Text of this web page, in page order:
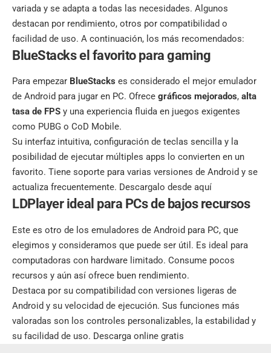
variada y se adapta a todas las necesidades. Algunos
destacan por rendimiento, otros por compatibilidad o
facilidad de uso. A continuación, los más recomendados:
BlueStacks el favorito para gaming
Para empezar BlueStacks es considerado el mejor emulador
de Android para jugar en PC. Ofrece gráficos mejorados, alta
tasa de FPS y una experiencia fluida en juegos exigentes
como PUBG o CoD Mobile.
Su interfaz intuitiva, configuración de teclas sencilla y la
posibilidad de ejecutar múltiples apps lo convierten en un
favorito. Tiene soporte para varias versiones de Android y se
actualiza frecuentemente. Descargalo desde aquí
LDPlayer ideal para PCs de bajos recursos
Este es otro de los emuladores de Android para PC, que
elegimos y consideramos que puede ser útil. Es ideal para
computadoras con hardware limitado. Consume pocos
recursos y aún así ofrece buen rendimiento.
Destaca por su compatibilidad con versiones ligeras de
Android y su velocidad de ejecución. Sus funciones más
valoradas son los controles personalizables, la estabilidad y
su facilidad de uso. Descarga online gratis